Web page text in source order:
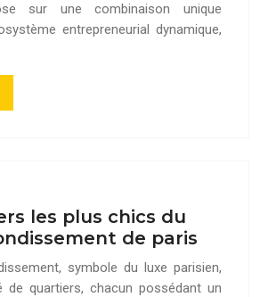
sur une combinaison unique
entrepreneurial dynamique,
les plus chics du
de paris
symbole du luxe parisien,
de quartiers, chacun possédant un